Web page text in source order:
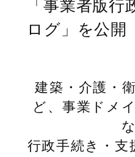
「事業者版
ログ」を公開
建築・介護・
ど、事業ドメ
行政手続き・支